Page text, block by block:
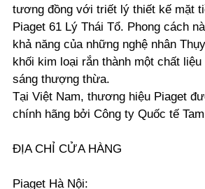
tương đồng với triết lý thiết kế mặt
Piaget 61 Lý Thái Tổ. Phong cách
khả năng của những nghệ nhân
khối kim loại rắn thành một chất
sáng thượng thừa.
Tại Việt Nam, thương hiệu Piaget
chính hãng bởi Công ty Quốc tế
ĐỊA CHỈ CỬA HÀNG
Piaget Hà Nội: